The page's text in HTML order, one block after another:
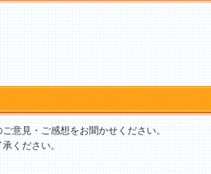
意見・ご感想をお聞かせください。
ください。